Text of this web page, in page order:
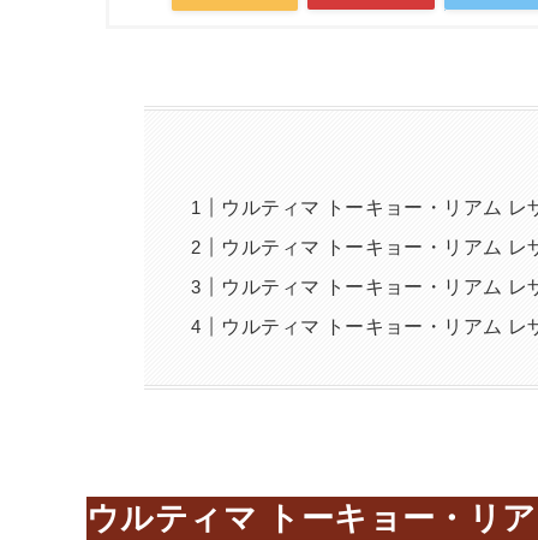
ウルティマ トーキョー・リアム レ
ウルティマ トーキョー・リアム
ウルティマ トーキョー・リアム
ウルティマ トーキョー・リアム レ
ウルティマ トーキョー・リ